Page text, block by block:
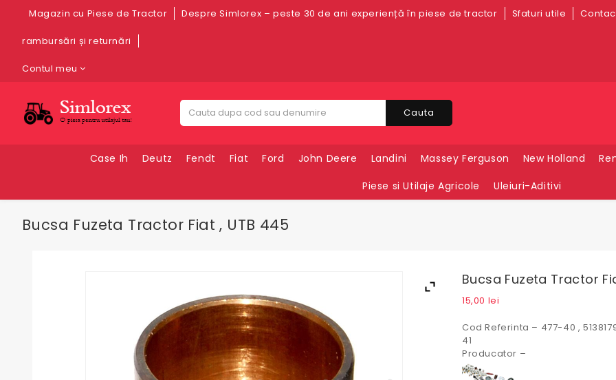
Magazin cu Piese de Tractor Despre Simlorex – peste 30 de ani experiență în piese de tractor Sfaturi utile
rambursări și returnări
Contul meu
Cauta
Case Ih Deutz Fendt Fiat Ford John Deere Landini Massey Ferguson New Holland
Piese si Utilaje Agricole
Uleiuri-Aditivi
Bucsa Fuzeta Tractor Fiat , UTB 445
Bucsa Fuzeta Tractor
15,00 lei
Cod Referinta – 477-40 ,
41
Producator –